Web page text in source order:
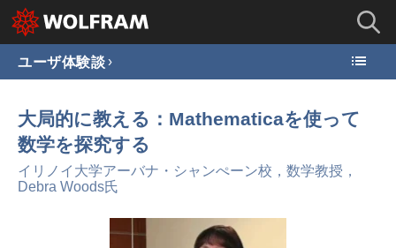
ユーザ体験談
大局的に教える：Mathematicaを使って
数学を探究する
イリノイ大学アーバナ・シャンぺーン校，数学教授，
Debra Woods氏